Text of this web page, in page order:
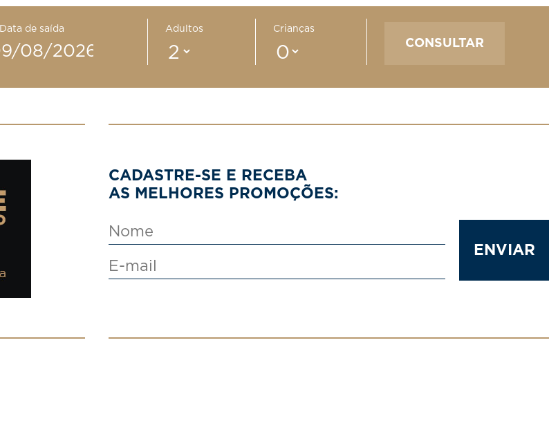
Data de saída Adultos Crianças
CADASTRE-SE E RECEBA
AS MELHORES PROMOÇÕES:
ENVIAR